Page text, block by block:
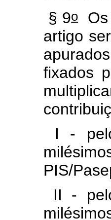
§ 9oOs
artigo
fixados
I -
PIS/
II -